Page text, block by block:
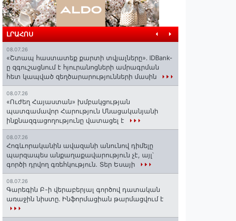
ԼՐԱՀՈՍ
08.07.26
«Շտապ հաստատեք քարտի տվյալները»․ IDBank-
ը զգուշացնում է հյուրանոցների ամրագրման
հետ կապված զեղծարարությունների մասին
08.07.26
«Ուժեղ Հայաստան» խմբակցության
պատգամավոր Հարություն Մնացականյանի
ինքնազգացողությունը վատացել է
08.07.26
Հոգևորականին ավազանի անունով դիմելը
պարզապես անքաղաքավարություն չէ, այլ՝
գործի դրվող գռեհկություն. Տեր Եսայի
08.07.26
Գարեգին Բ-ի վերաբերյալ գործով դատական
առաջին նիստը․ Ինֆորմացիան թարմացվում է